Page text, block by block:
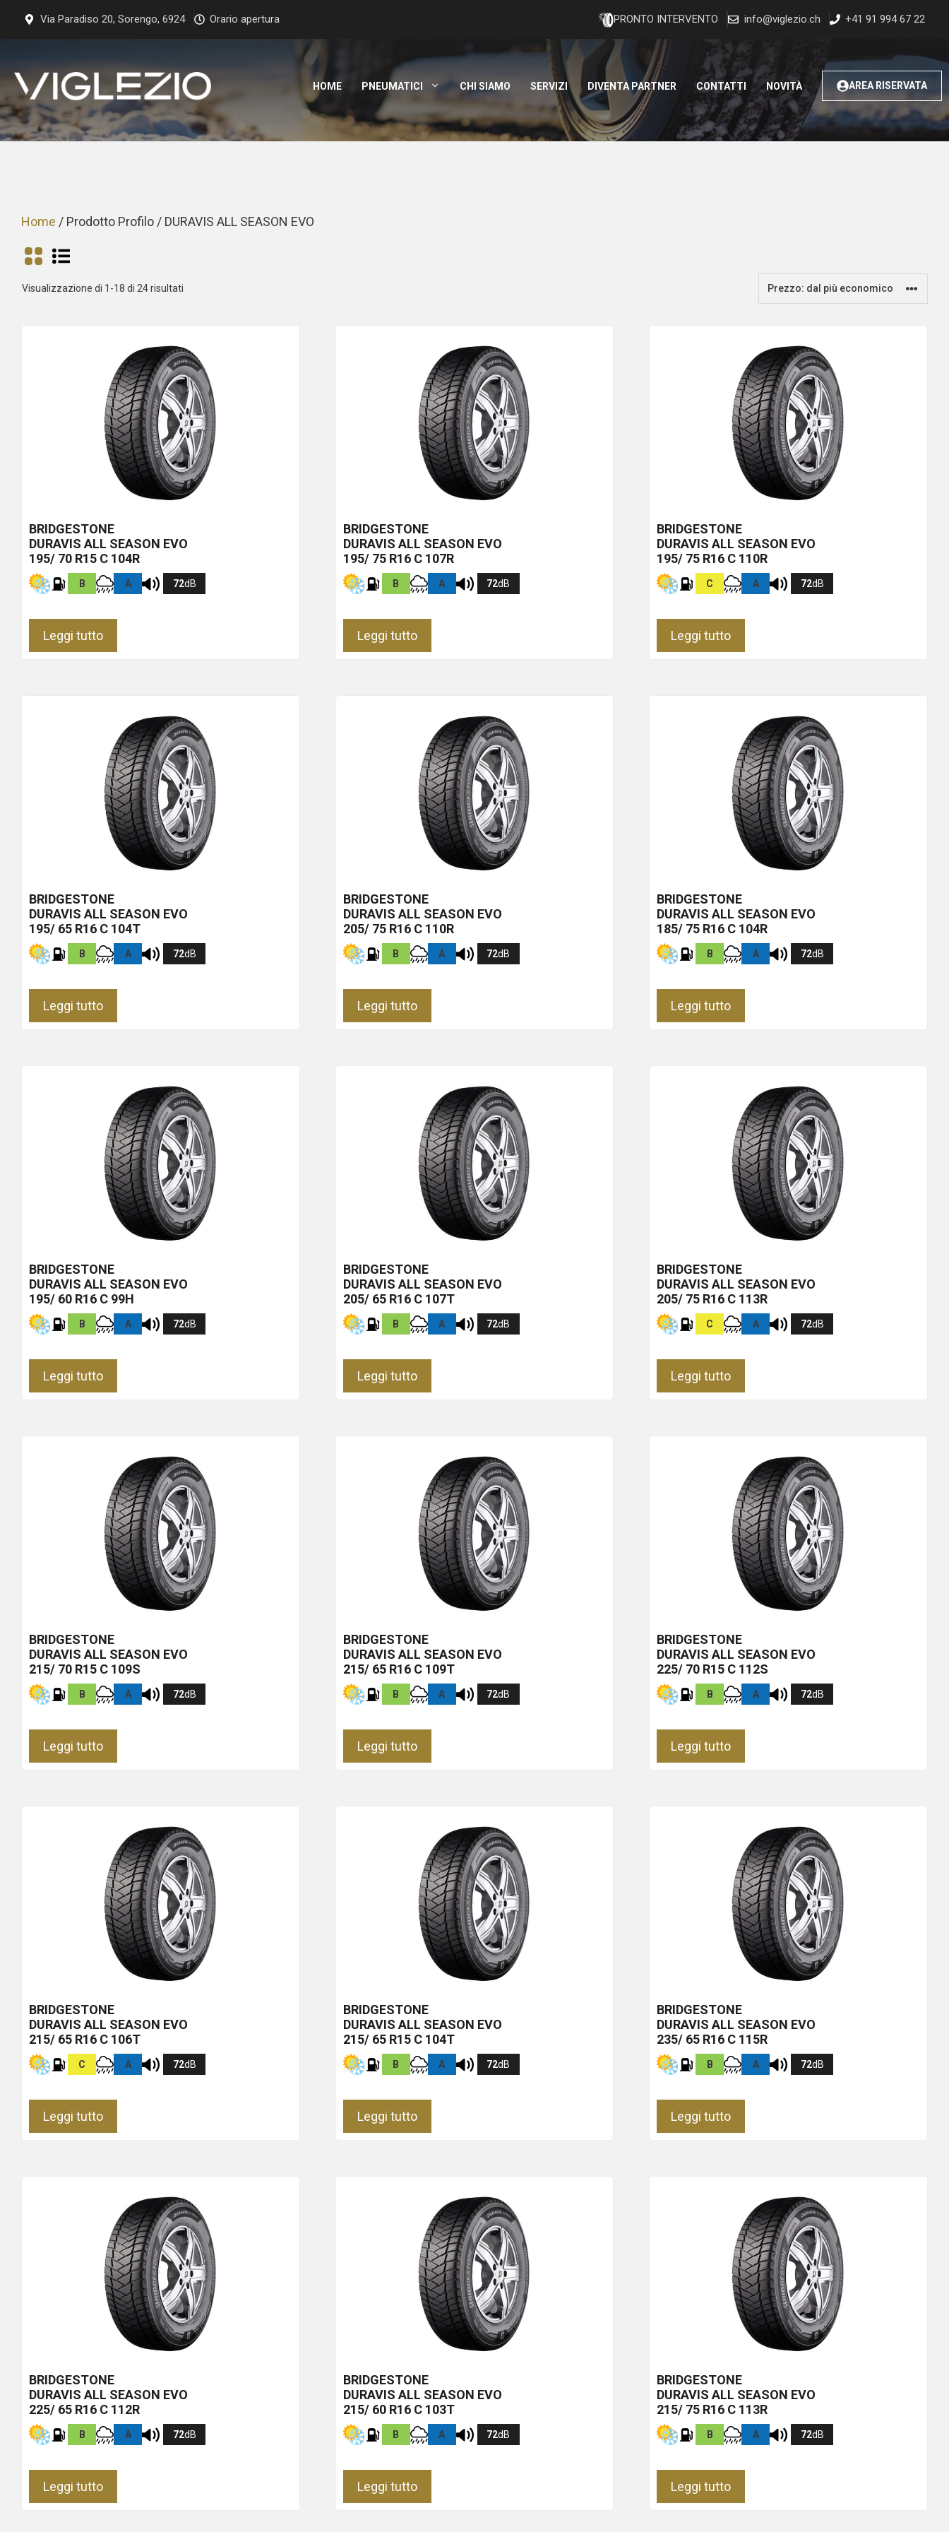
Via Paradiso 20, Sorengo, 6924 Orario apertura PRONTO INTERVENTO info@viglezio.ch +41 91 994 67 22
HOME PNEUMATICI CHI SIAMO SERVIZI DIVENTA PARTNER CONTATTI NOVITÀ AREA RISERVATA
Home / Prodotto Profilo / DURAVIS ALL SEASON EVO
Visualizzazione di 1-18 di 24 risultati
BRIDGESTONE
DURAVIS ALL SEASON EVO
195/ 70 R15 C 104R
B A 72dB
Leggi tutto
BRIDGESTONE
DURAVIS ALL SEASON EVO
195/ 75 R16 C 107R
B A 72dB
Leggi tutto
BRIDGESTONE
DURAVIS ALL SEASON EVO
195/ 75 R16 C 110R
C A 72dB
Leggi tutto
BRIDGESTONE
DURAVIS ALL SEASON EVO
195/ 65 R16 C 104T
B A 72dB
Leggi tutto
BRIDGESTONE
DURAVIS ALL SEASON EVO
205/ 75 R16 C 110R
B A 72dB
Leggi tutto
BRIDGESTONE
DURAVIS ALL SEASON EVO
185/ 75 R16 C 104R
B A 72dB
Leggi tutto
BRIDGESTONE
DURAVIS ALL SEASON EVO
195/ 60 R16 C 99H
B A 72dB
Leggi tutto
BRIDGESTONE
DURAVIS ALL SEASON EVO
205/ 65 R16 C 107T
B A 72dB
Leggi tutto
BRIDGESTONE
DURAVIS ALL SEASON EVO
205/ 75 R16 C 113R
C A 72dB
Leggi tutto
BRIDGESTONE
DURAVIS ALL SEASON EVO
215/ 70 R15 C 109S
B A 72dB
Leggi tutto
BRIDGESTONE
DURAVIS ALL SEASON EVO
215/ 65 R16 C 109T
B A 72dB
Leggi tutto
BRIDGESTONE
DURAVIS ALL SEASON EVO
225/ 70 R15 C 112S
B A 72dB
Leggi tutto
BRIDGESTONE
DURAVIS ALL SEASON EVO
215/ 65 R16 C 106T
C A 72dB
Leggi tutto
BRIDGESTONE
DURAVIS ALL SEASON EVO
215/ 65 R15 C 104T
B A 72dB
Leggi tutto
BRIDGESTONE
DURAVIS ALL SEASON EVO
235/ 65 R16 C 115R
B A 72dB
Leggi tutto
BRIDGESTONE
DURAVIS ALL SEASON EVO
225/ 65 R16 C 112R
B A 72dB
Leggi tutto
BRIDGESTONE
DURAVIS ALL SEASON EVO
215/ 60 R16 C 103T
B A 72dB
Leggi tutto
BRIDGESTONE
DURAVIS ALL SEASON EVO
215/ 75 R16 C 113R
B A 72dB
Leggi tutto